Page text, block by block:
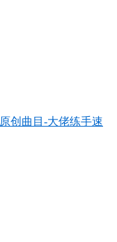
创曲目-大佬练手速